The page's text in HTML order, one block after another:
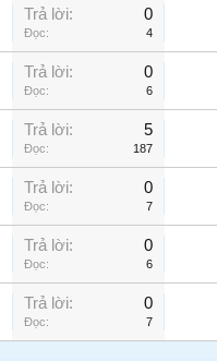
Trả lời: 0
Đọc: 4
Trả lời: 0
Đọc: 6
Trả lời: 5
Đọc: 187
Trả lời: 0
Đọc: 7
Trả lời: 0
Đọc: 6
Trả lời: 0
Đọc: 7